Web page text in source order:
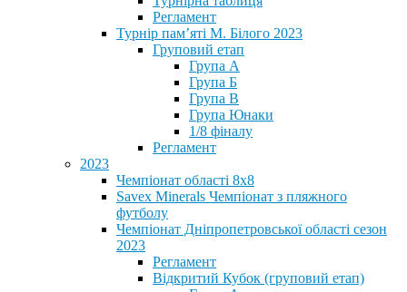
Регламент
Турнір пам’яті М. Білого 2023
Груповий етап
Група А
Група Б
Група В
Група Юнаки
1/8 фіналу
Регламент
2023
Чемпіонат області 8х8
Savex Minerals Чемпіонат з пляжного
футболу
Чемпіонат Дніпропетровської області сезон
2023
Регламент
Відкритий Кубок (груповий етап)